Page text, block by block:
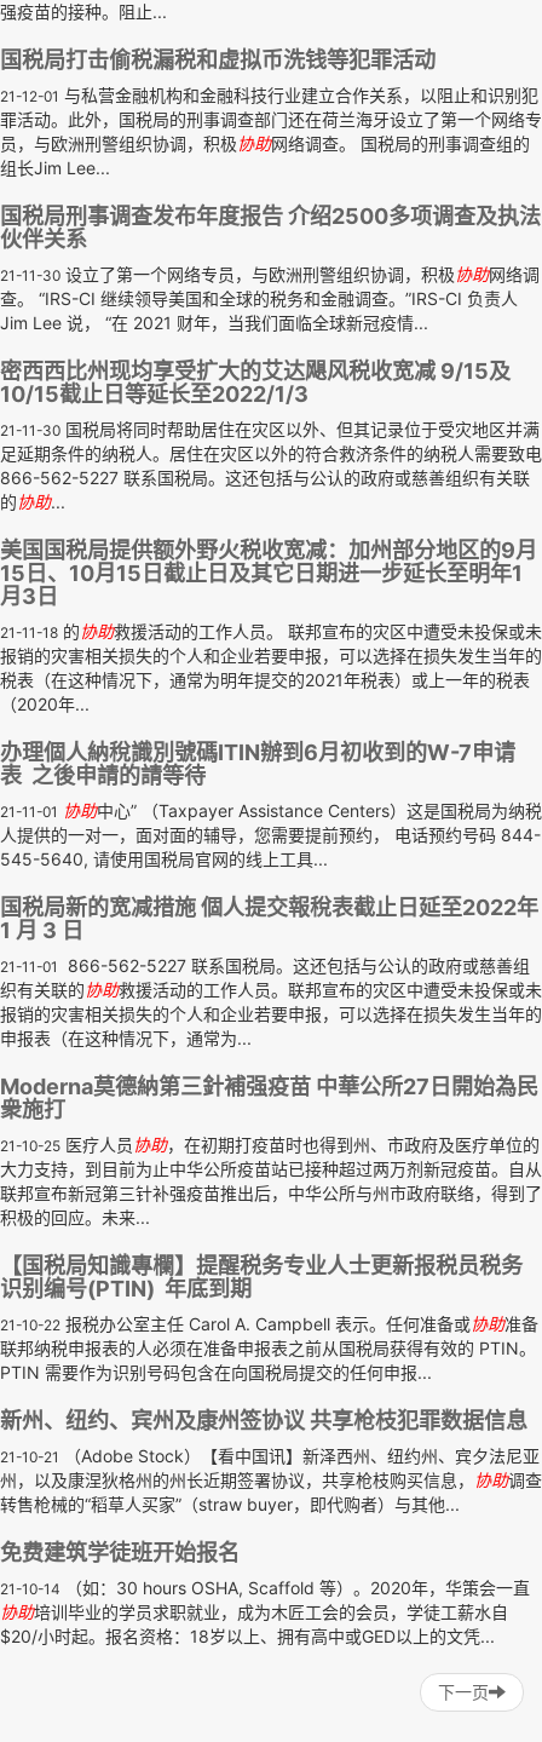
强疫苗的接种。阻止...
国税局打击偷税漏税和虚拟币洗钱等犯罪活动
21-12-01 与私营金融机构和金融科技行业建立合作关系，以阻止和识别犯
罪活动。此外，国税局的刑事调查部门还在荷兰海牙设立了第一个网络专
员，与欧洲刑警组织协调，积极协助网络调查。 国税局的刑事调查组的
组长Jim Lee...
国税局刑事调查发布年度报告 介绍2500多项调查及执法
伙伴关系
21-11-30 设立了第一个网络专员，与欧洲刑警组织协调，积极协助网络调
查。 “IRS-CI 继续领导美国和全球的税务和金融调查。”IRS-CI 负责人
Jim Lee 说， “在 2021 财年，当我们面临全球新冠疫情...
密西西比州现均享受扩大的艾达飓风税收宽减 9/15及
10/15截止日等延长至2022/1/3
21-11-30 国税局将同时帮助居住在灾区以外、但其记录位于受灾地区并满
足延期条件的纳税人。居住在灾区以外的符合救济条件的纳税人需要致电
866-562-5227 联系国税局。这还包括与公认的政府或慈善组织有关联
的协助...
美国国税局提供额外野火税收宽减：加州部分地区的9月
15日、10月15日截止日及其它日期进一步延长至明年1
月3日
21-11-18 的协助救援活动的工作人员。 联邦宣布的灾区中遭受未投保或未
报销的灾害相关损失的个人和企业若要申报，可以选择在损失发生当年的
税表（在这种情况下，通常为明年提交的2021年税表）或上一年的税表
（2020年...
办理個人納稅識別號碼ITIN辦到6月初收到的W-7申请
表 之後申請的請等待
21-11-01 协助中心” （Taxpayer Assistance Centers）这是国税局为纳税
人提供的一对一，面对面的辅导，您需要提前预约， 电话预约号码 844-
545-5640, 请使用国税局官网的线上工具...
国税局新的宽减措施 個人提交報稅表截止日延至2022年
1 月 3 日
21-11-01
866-562-5227 联系国税局。这还包括与公认的政府或慈善组
织有关联的协助救援活动的工作人员。联邦宣布的灾区中遭受未投保或未
报销的灾害相关损失的个人和企业若要申报，可以选择在损失发生当年的
申报表（在这种情况下，通常为...
Moderna莫德納第三針補强疫苗 中華公所27日開始為民
衆施打
21-10-25 医疗人员 协助，在初期打疫苗时也得到州、市政府及医疗单位的
大力支持，到目前为止中华公所疫苗站已接种超过两万剂新冠疫苗。自从
联邦宣布新冠第三针补强疫苗推出后，中华公所与州市政府联络，得到了
积极的回应。未来...
【国税局知識專欄】提醒税务专业人士更新报税员税务
识别编号(PTIN) 年底到期
21-10-22 报税办公室主任 Carol A. Campbell 表示。任何准备或协助准备
联邦纳税申报表的人必须在准备申报表之前从国税局获得有效的 PTIN。
PTIN 需要作为识别号码包含在向国税局提交的任何申报...
新州、纽约、宾州及康州签协议 共享枪枝犯罪数据信息
21-10-21
（Adobe Stock）【看中国讯】新泽西州、纽约州、宾夕法尼亚
州，以及康涅狄格州的州长近期签署协议，共享枪枝购买信息，
协助调查
转售枪械的“稻草人买家”（straw buyer，即代购者）与其他...
免费建筑学徒班开始报名
21-10-14
（如：30 hours OSHA, Scaffold 等）。2020年，华策会一直
协助培训毕业的学员求职就业，成为木匠工会的会员，学徒工薪水自
$20/小时起。报名资格：18岁以上、拥有高中或GED以上的文凭...
下一页